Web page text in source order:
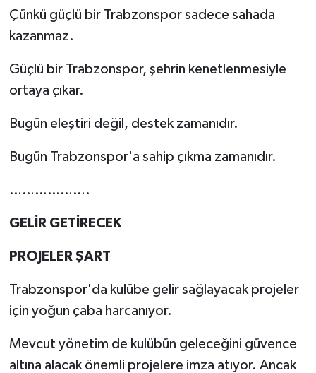
Çünkü güçlü bir Trabzonspor sadece sahada
kazanmaz.
Güçlü bir Trabzonspor, şehrin kenetlenmesiyle
ortaya çıkar.
Bugün eleştiri değil, destek zamanıdır.
Bugün Trabzonspor'a sahip çıkma zamanıdır.
……………….
GELİR GETİRECEK
PROJELER ŞART
Trabzonspor'da kulübe gelir sağlayacak projeler
için yoğun çaba harcanıyor.
Mevcut yönetim de kulübün geleceğini güvence
altına alacak önemli projelere imza atıyor. Ancak